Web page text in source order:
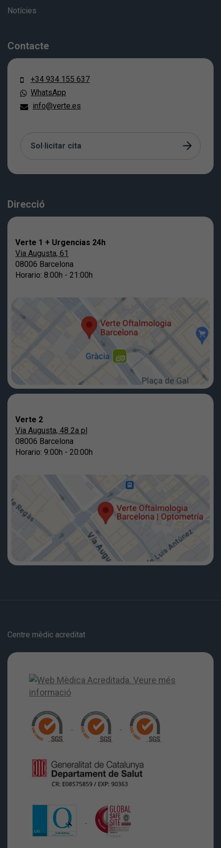
Notícies
Contacte
+34 934 155 637
WhatsApp
info@verte.es
Sol·licitar cita
Direcció
Verte 1 + Urgencias 24h
Via Augusta, 61
08006 Barcelona
Horario: 8:00h - 21:00h
Verte 2
Via Augusta, 48 2a pl
08006 Barcelona
Horario: 9:00h - 20:00h
Centre mèdic acreditat